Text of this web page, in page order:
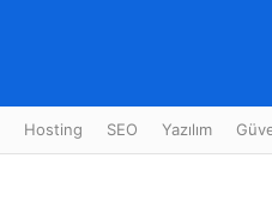
Hosting SEO Yazılım